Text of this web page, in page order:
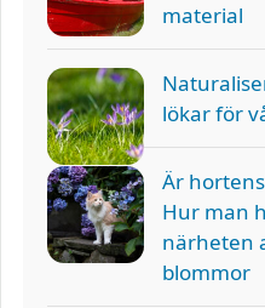
material
lökar för
Är
Hur man
närheten
blommor